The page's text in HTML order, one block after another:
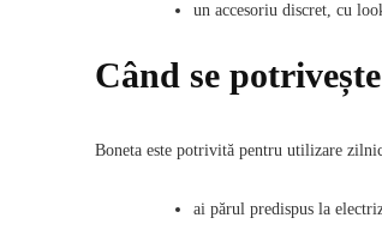
un accesoriu discret, cu
Când se potrivește
Boneta este potrivită pentru utilizare
ai părul predispus la